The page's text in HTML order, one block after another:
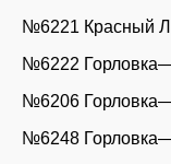
№6221 Красный
№6222
№6206
№6248